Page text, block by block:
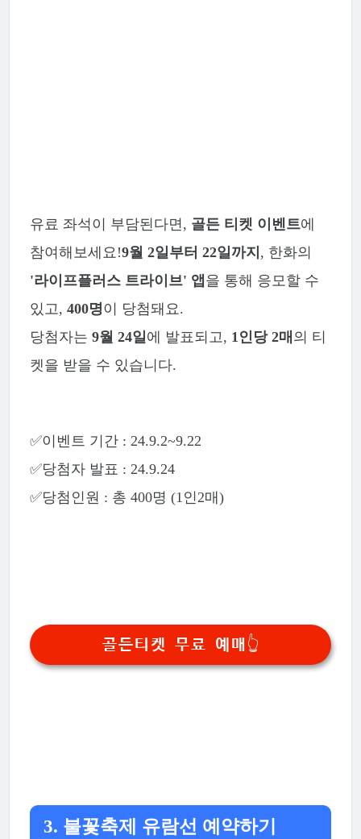
유료 좌석이 부담된다면, 골든 티켓 이벤트에
참여해보세요!9월 2일부터 22일까지 , 한화의
'라이프플러스 트라이브' 앱 을 통해 응모할 수
있고, 400명이 당첨돼요.
당첨자는 9월 24일 에 발표되고, 1인당 2매 의 티
켓을 받을 수 있습니다.
✅이벤트 기간 : 24.9.2~9.22
✅당첨자 발표 : 24.9.24
✅당첨인원 : 총 400명 (1인2매)
골든티켓 무료 예매👆
3. 불꽃축제 유람선 예약하기